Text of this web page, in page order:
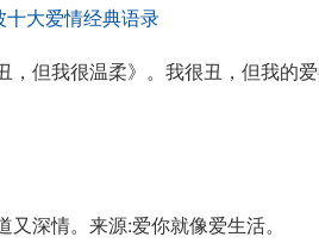
但我很温柔》。我很丑，但我的
深情。来源:爱你就像爱生活。